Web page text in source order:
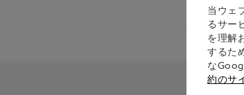
当ウェ
るサー
を理解
するた
な
約のサ